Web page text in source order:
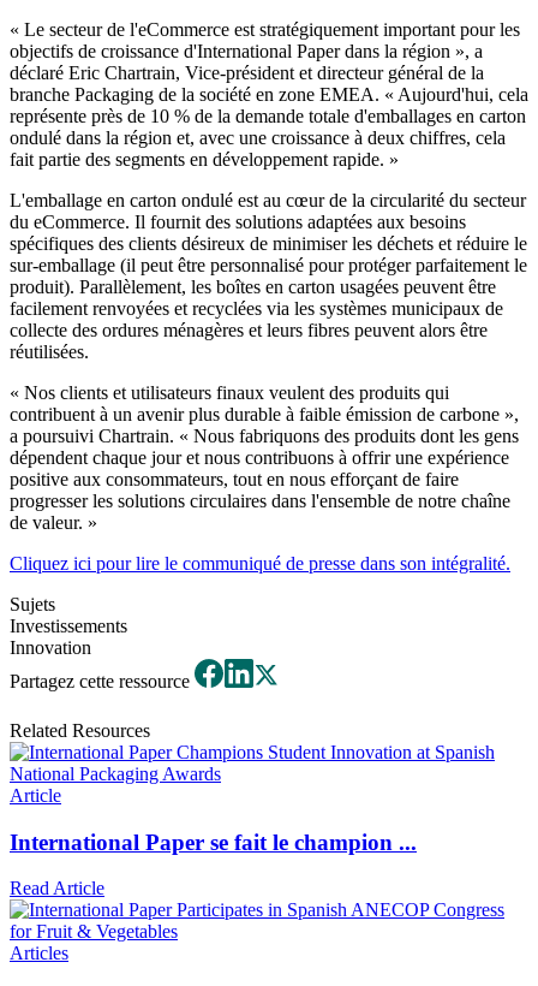
« Le secteur de l'eCommerce est stratégiquement important pour les
objectifs de croissance d'International Paper dans la région », a
déclaré Eric Chartrain, Vice-président et directeur général de la
branche Packaging de la société en zone EMEA. « Aujourd'hui, cela
représente près de 10 % de la demande totale d'emballages en carton
ondulé dans la région et, avec une croissance à deux chiffres, cela
fait partie des segments en développement rapide. »
L'emballage en carton ondulé est au cœur de la circularité du secteur
du eCommerce. Il fournit des solutions adaptées aux besoins
spécifiques des clients désireux de minimiser les déchets et réduire le
sur-emballage (il peut être personnalisé pour protéger parfaitement le
produit). Parallèlement, les boîtes en carton usagées peuvent être
facilement renvoyées et recyclées via les systèmes municipaux de
collecte des ordures ménagères et leurs fibres peuvent alors être
réutilisées.
« Nos clients et utilisateurs finaux veulent des produits qui
contribuent à un avenir plus durable à faible émission de carbone »,
a poursuivi Chartrain. « Nous fabriquons des produits dont les gens
dépendent chaque jour et nous contribuons à offrir une expérience
positive aux consommateurs, tout en nous efforçant de faire
progresser les solutions circulaires dans l'ensemble de notre chaîne
de valeur. »
Cliquez ici pour lire le communiqué de presse dans son intégralité.
Sujets
Investissements
Innovation
Partagez cette ressource
Related Resources
Article
International Paper se fait le champion ...
Read Article
Articles